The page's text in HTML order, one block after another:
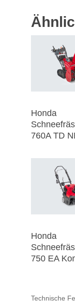
Honda
760A TD
Honda
750 EA
Technische